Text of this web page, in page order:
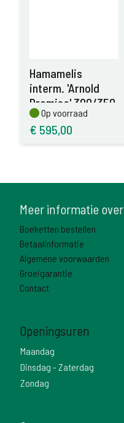
Hamamelis
interm. 'Arnold
Promise' 300/350
Op voorraad
Op voorraad
€ 595,00
Meer informatie over
Boeketten bestellen
Betaalinformatie
Algemene voorwaarden
Groeigarantie
Contact
Openingsuren
Maandag
Dinsdag - Zaterdag
Zondag